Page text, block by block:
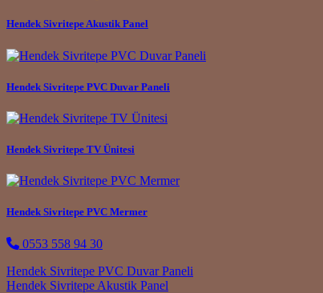
Hendek Sivritepe Akustik Panel
Hendek Sivritepe PVC Duvar Paneli
Hendek Sivritepe TV Ünitesi
Hendek Sivritepe PVC Mermer
0553 558 94 30
Post navigation
Hendek Sivritepe PVC Duvar Paneli
Hendek Sivritepe Akustik Panel